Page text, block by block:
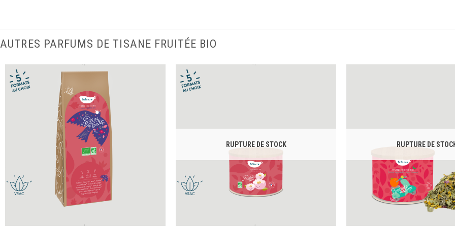
AUTRES PARFUMS DE TISANE FRUITÉE BIO
RUPTURE DE STOCK RUPTURE DE